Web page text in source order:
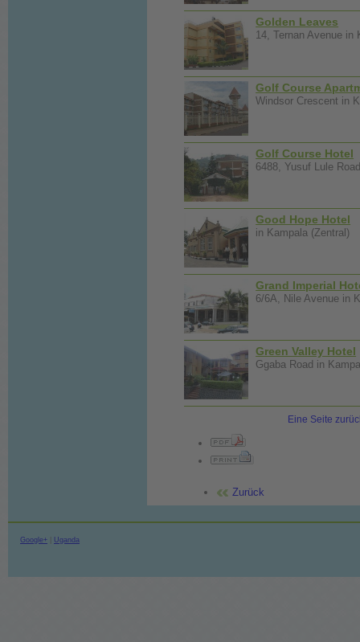
Golden Leaves
14, Ternan Avenue in
Golf Course
Windsor Crescent in
Golf Course Hotel
6488, Yusuf Lule
Good Hope Hotel
in Kampala (Zentral)
Grand Imperial
6/6A, Nile Avenue in
Green Valley Hotel
Ggaba Road in
Eine Seite
Zurück
Google+ Uganda